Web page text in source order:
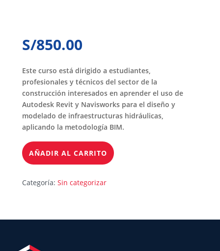
S/850.00
Este curso está dirigido a estudiantes,
profesionales y técnicos del sector de la
construcción interesados en aprender el uso de
Autodesk Revit y Navisworks para el diseño y
modelado de infraestructuras hidráulicas,
aplicando la metodología BIM.
AÑADIR AL CARRITO
Categoría: Sin categorizar